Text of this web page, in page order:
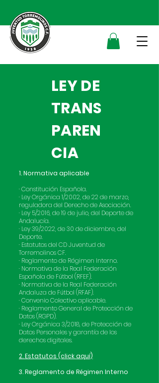
LEY DE
TRANS
PAREN
CIA
1. Normativa aplicable
·Constitución Española.
· Ley Orgánica 1/2002, de 22 de marzo,
reguladora del Derecho de Asociación.
· Ley 5/2016, de 19 de julio, del Deporte de
Andalucía.
· Ley 39/2022, de 30 de diciembre, del
Deporte.
· Estatutos del CD Juventud de
Torremolinos CF.
· Reglamento de Régimen Interno.
· Normativa de la Real Federación
Española de Fútbol (RFEF).
· Normativa de la Real Federación
Andaluza de Fútbol (RFAF).
· Convenio Colectivo aplicable.
· Reglamento General de Protección de
Datos (RGPD).
· Ley Orgánica 3/2018, de Protección de
Datos Personales y garantía de los
derechos digitales.
2. Estatutos (click aquí)
3. Reglamento de Régimen Interno